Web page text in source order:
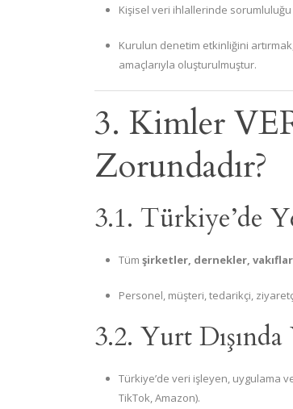
Kişisel veri ihlallerinde
Kurulun denetim etkinliğini
amaçlarıyla oluşturulmuştur.
3. Kimler
Zorundadır?
3.1. Türkiye’de
Tüm şirketler, dernekler,
Personel, müşteri, tedarikçi,
3.2. Yurt
Türkiye’de veri işleyen, uygulama
TikTok, Amazon).